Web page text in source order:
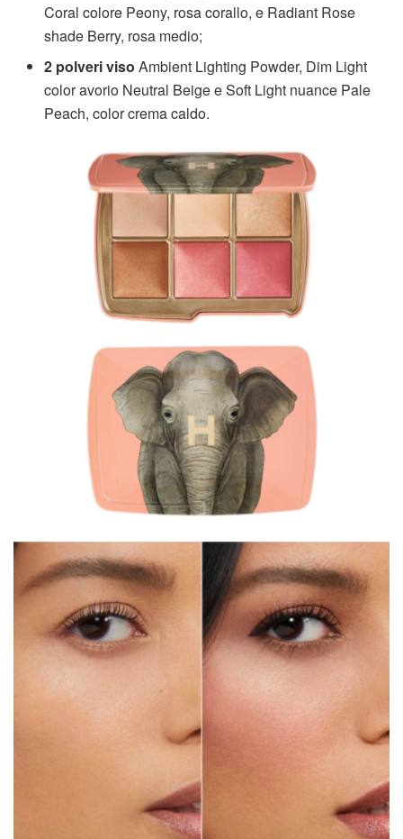
Coral colore Peony, rosa corallo, e Radiant Rose
shade Berry, rosa medio;
2 polveri visoAmbient Lighting Powder, Dim Light
color avorio Neutral Beige e Soft Light nuance Pale
Peach, color crema caldo.